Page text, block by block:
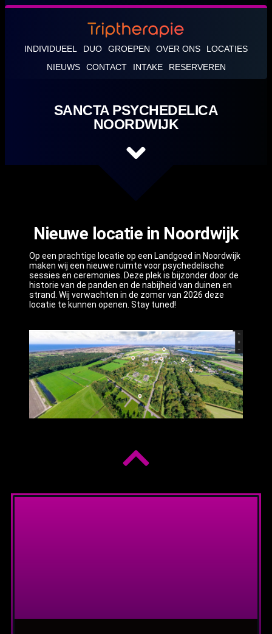
INDIVIDUEEL DUO GROEPEN OVER ONS
LOCATIES
NIEUWS
CONTACT INTAKE RESERVEREN
SANCTA PSYCHEDELICA
NOORDWIJK
Nieuwe locatie in Noordwijk
Op een prachtige locatie op een Landgoed in Noordwijk
maken wij een nieuwe ruimte voor psychedelische
sessies en ceremonies. Deze plek is bijzonder door de
historie van de panden en de nabijheid van duinen en
strand. Wij verwachten in de zomer van 2026 deze
locatie te kunnen openen. Stay tuned!